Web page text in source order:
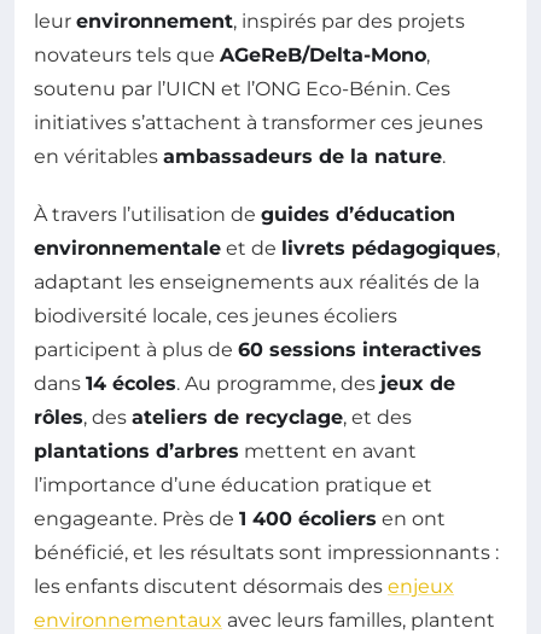
leur environnement, inspirés par des projets
novateurs tels que AGeReB/Delta-Mono,
soutenu par l’UICN et l’ONG Eco-Bénin. Ces
initiatives s’attachent à transformer ces jeunes
en véritables ambassadeurs de la nature.
À travers l’utilisation de guides d’éducation
environnementale et de livrets pédagogiques,
adaptant les enseignements aux réalités de la
biodiversité locale, ces jeunes écoliers
participent à plus de 60 sessions interactives
dans 14 écoles. Au programme, des jeux de
rôles, des ateliers de recyclage, et des
plantations d’arbres mettent en avant
l’importance d’une éducation pratique et
engageante. Près de 1 400 écoliers en ont
bénéficié, et les résultats sont impressionnants :
les enfants discutent désormais des enjeux
environnementaux avec leurs familles, plantent